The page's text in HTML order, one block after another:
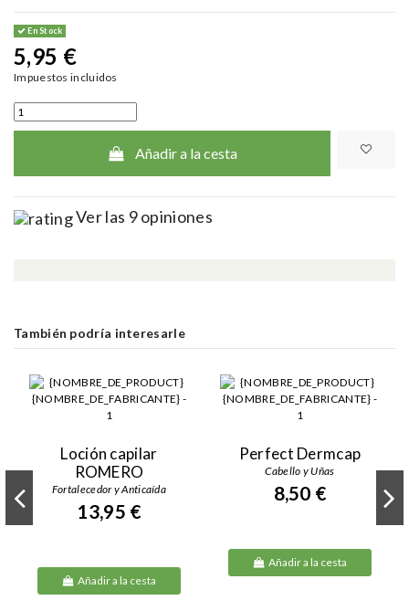
En Stock
5,95 €
Impuestos incluidos
Añadir a la cesta
Ver las 9 opiniones
También podría interesarle
Loción capilar
ROMERO
Fortalecedor y Anticaída
13,95 €
Añadir a la cesta
Perfect Dermcap
Cabello y Uñas
8,50 €
Añadir a la cesta